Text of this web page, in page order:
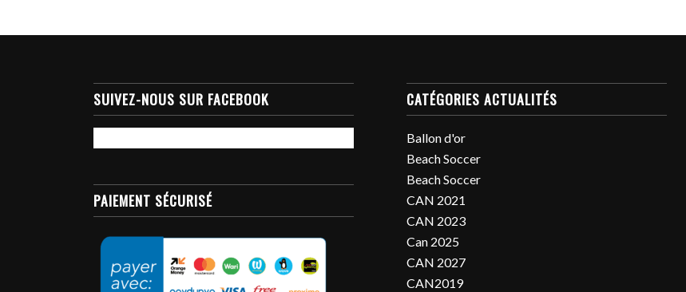
SUIVEZ-NOUS SUR FACEBOOK
PAIEMENT SÉCURISÉ
CATÉGORIES ACTUALITÉS
Ballon d'or
Beach Soccer
Beach Soccer
CAN 2021
CAN 2023
Can 2025
CAN 2027
CAN2019